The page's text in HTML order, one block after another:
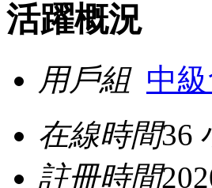
活躍概況
用戶組 中
在線時間36
註冊時間